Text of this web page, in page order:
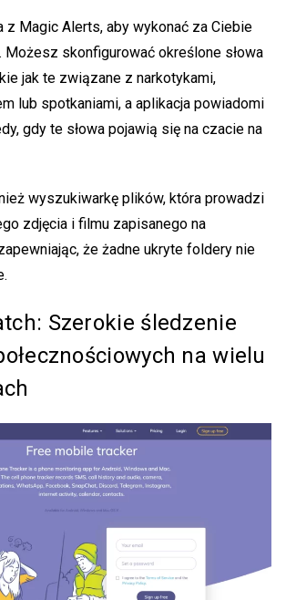
z Magic Alerts, aby wykonać za Ciebie
Możesz skonfigurować określone słowa
jak te związane z narkotykami,
lub spotkaniami, a aplikacja powiadomi
gdy te słowa pojawią się na czacie na
wyszukiwarkę plików, która prowadzi
zdjęcia i filmu zapisanego na
że żadne ukryte foldery nie
Szerokie śledzenie
na wielu